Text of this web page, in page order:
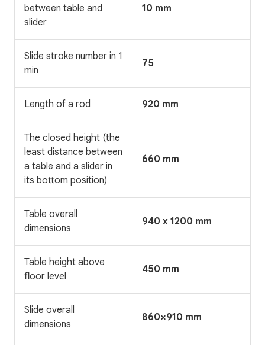
between table and
slider
10 mm
Slide stroke number in 1
min
75
Length of a rod 920 mm
The closed height (the
least distance between
a table and a slider in
its bottom position)
660 mm
Table overall
dimensions
940 x 1200 mm
Table height above
floor level
450 mm
Slide overall
dimensions
860×910 mm